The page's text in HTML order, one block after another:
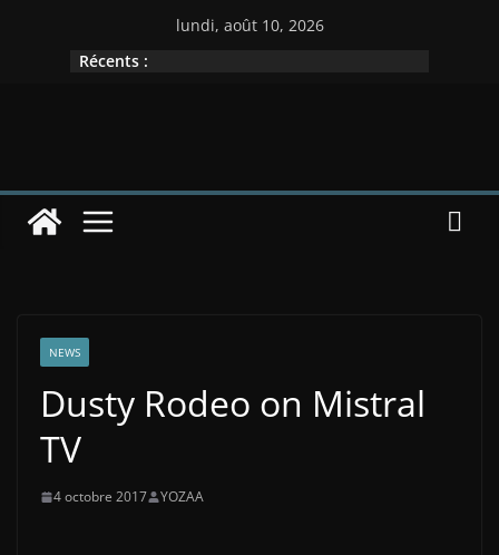
lundi, août 10, 2026
Récents :
NEWS
Dusty Rodeo on Mistral
TV
4 octobre 2017 YOZAA